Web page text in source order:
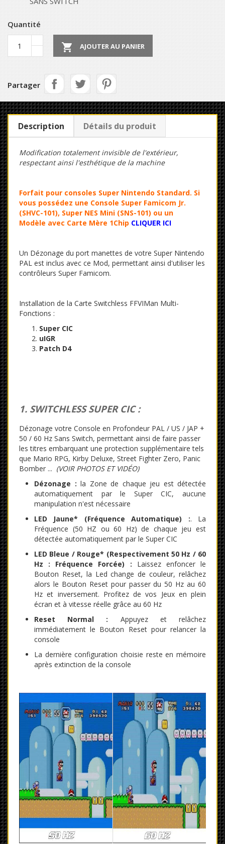
Quantité
 AJOUTER AU PANIER
Partager
Description Détails du produit
Modification totalement invisible de l'extérieur,
respectant ainsi l'esthétique de la machine
Forfait pour consoles Super Nintendo Standard. Si
vous possédez une Console Super Famicom Jr.
(SHVC-101), Super NES Mini (SNS-101) ou un
Modèle avec Carte Mère 1Chip CLIQUER ICI
Un Dézonage du port manettes de votre Super Nintendo
PAL est inclus avec ce Mod, permettant ainsi d'utiliser les
contrôleurs Super Famicom.
Installation de la Carte Switchless FFVIMan Multi-
Fonctions :
Super CIC
uIGR
Patch D4
1. SWITCHLESS SUPER CIC :
Dézonage votre Console en Profondeur PAL / US / JAP +
50 / 60 Hz Sans Switch, permettant ainsi de faire passer
les titres embarquant une protection supplémentaire tels
que Mario RPG, Kirby Deluxe, Street Fighter Zero, Panic
Bomber ... (VOIR PHOTOS ET VIDÉO)
Dézonage : la Zone de chaque jeu est détectée
automatiquement par le Super CIC, aucune
manipulation n'est nécessaire
LED Jaune* (Fréquence Automatique) :. La
Fréquence (50 HZ ou 60 Hz) de chaque jeu est
détectée automatiquement par le Super CIC
LED Bleue / Rouge* (Respectivement 50 Hz / 60
Hz : Fréquence Forcée) : Laissez enfoncer le
Bouton Reset, la Led change de couleur, relâchez
alors le Bouton Reset pour passer du 50 Hz au 60
Hz et inversement. Profitez de vos Jeux en plein
écran et à vitesse réelle grâce au 60 Hz
Reset Normal : Appuyez et relâchez
immédiatement le Bouton Reset pour relancer la
console
La dernière configuration choisie reste en mémoire
après extinction de la console